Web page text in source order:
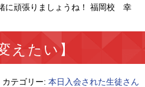
に頑張りましょうね！ 福岡校 幸
えたい】
カテゴリー: 本日入会された生徒さん